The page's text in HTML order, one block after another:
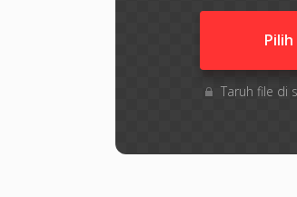
Pilih
Taruh file di